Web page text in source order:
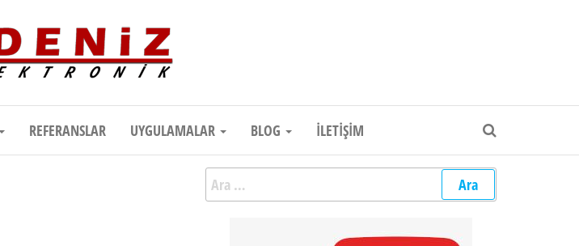
Teknik Destek, Kaliteli Hizmet | Çorum Elektronik Firması
REFERANSLAR UYGULAMALAR BLOG İLETIŞIM
Arama: